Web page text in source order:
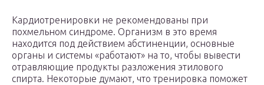
Кардиотренировки не рекомендованы при
похмельном синдроме. Организм в это время
находится под действием абстиненции, основные
органы и системы «работают» на то, чтобы вывести
отравляющие продукты разложения этилового
спирта. Некоторые думают, что тренировка поможет